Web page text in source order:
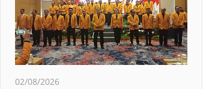
02/08/2026